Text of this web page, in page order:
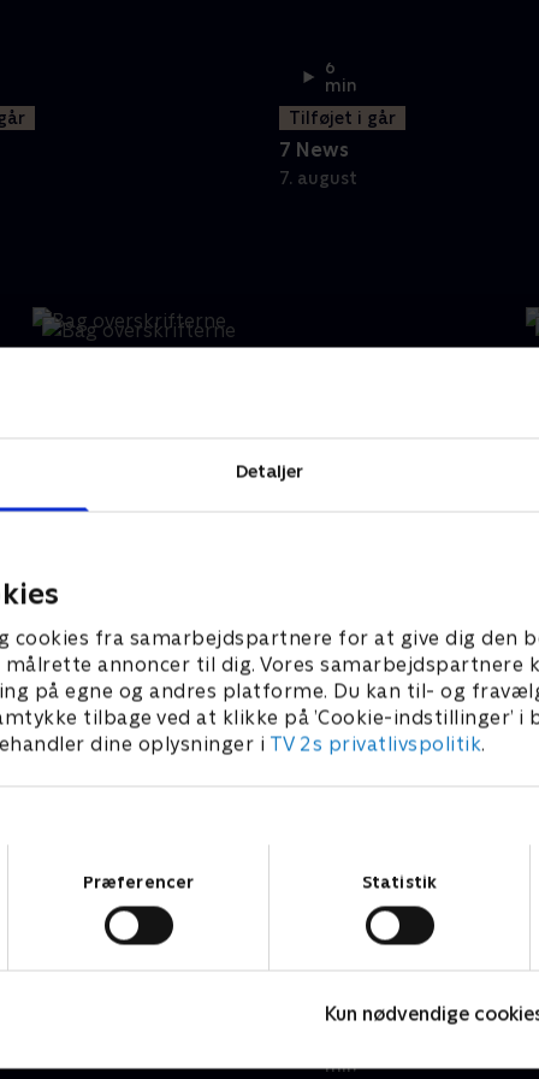
Detaljer
cookies fra samarbejdspartnere for at give dig den
annoncer til dig. Vores samarbejdspartnere
på egne og andres platforme. Du kan til- og
tilbage ved at klikke på ’Cookie-indstillinger’ i
dine oplysninger i TV 2s privatlivspolitik.
Præferencer Statistik
Kun nødvendige
6
min
Tilføjet i går
7 News
7. august
i gave
16
min
Bag overskrifterne
15. jun. • Dom i Marius-sagen
min